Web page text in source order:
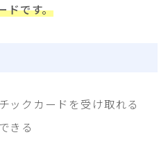
ドです。
ックカードを受け取れる
きる